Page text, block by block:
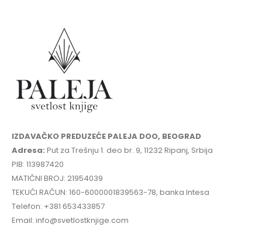
IZDAVAČKO PREDUZEĆE PALEJA DOO, BEOGRAD
Adresa: Put za Trešnju 1. deo br. 9, 11232 Ripanj, Srbija
PIB: 113987420
MATIČNI BROJ: 21954039
TEKUĆI RAČUN: 160-6000001839563-78, banka Intesa
Telefon: +381 653433857
Email: info@svetlostknjige.com